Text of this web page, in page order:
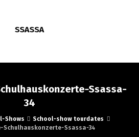
SSASSA
Ssassa-
34
Shows
School-show tourdates
Schulhauskonzerte-Ssassa-34